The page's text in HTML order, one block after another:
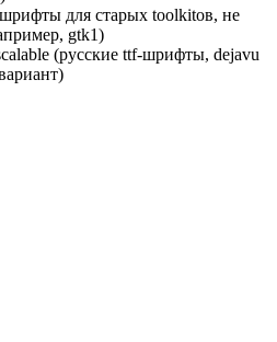
для старых toolkitов, не
gtk1)
(русские ttf-шрифты, dejavu